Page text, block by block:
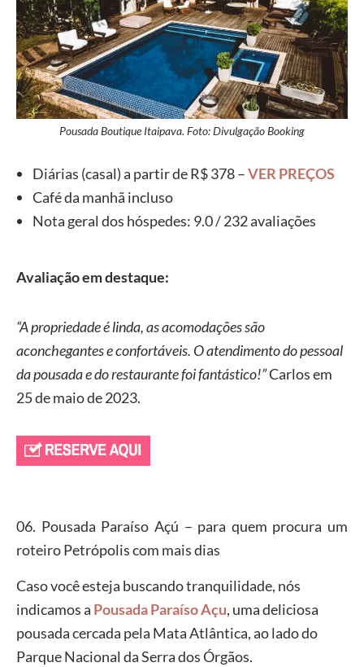
Pousada Boutique Itaipava. Foto: Divulgação Booking
Diárias (casal) a partir de R$ 378 –VER PREÇOS
Café da manhã incluso
Nota geral dos hóspedes: 9.0 / 232 avaliações
Avaliação em destaque:
“A propriedade é linda, as acomodações são
aconchegantes e confortáveis. O atendimento do pessoal
da pousada e do restaurante foi fantástico!”Carlos em
25 de maio de 2023.
06. Pousada Paraíso Açú – para quem procura um
roteiro Petrópolis com mais dias
Caso você esteja buscando tranquilidade, nós
indicamos a Pousada Paraíso Açu, uma deliciosa
pousada cercada pela Mata Atlântica, ao lado do
Parque Nacional da Serra dos Órgãos.